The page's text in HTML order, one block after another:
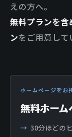
えの方へ。
無料プランを
ンをご用意して
ホームページをお
無料ホーム
30分ほどの